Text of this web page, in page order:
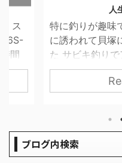
人
まし
た
んど
花見キャンプの穴
あまり教えたく
の穴場を紹介し
離をしっかり保
しめます！ し
に温泉もありさ
タープをインス
ね上げました！
プポール（直径
ブログ内検索